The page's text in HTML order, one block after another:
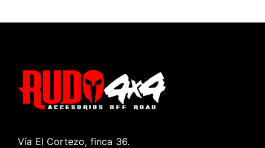
Vía El Cortezo, finca 36.